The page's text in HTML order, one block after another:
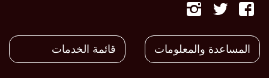
تابعنا
على
تابعنا
علىعلى
المساعدة والمعلومات قائمة الخدمات